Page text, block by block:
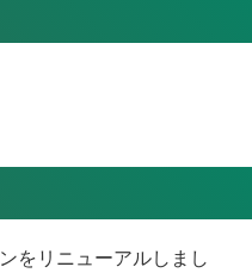
をリニューアルしまし